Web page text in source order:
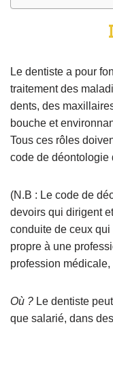
Le dentiste a pour
traitement des
dents, des
bouche et
Tous ces rôles
code de déontologie
(N.B : Le code de
devoirs qui dirigent
conduite de ceux qui
propre à une
profession
Où ? Le dentiste
que salarié, dans